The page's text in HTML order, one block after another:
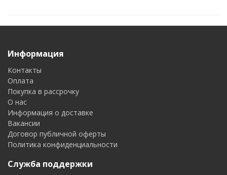
Информация
Контакты
Оплата
Покупка в рассрочку
О нас
Информация о доставке
Вакансии
Договор публичной оферты
Политика конфиденциальности
Служба поддержки